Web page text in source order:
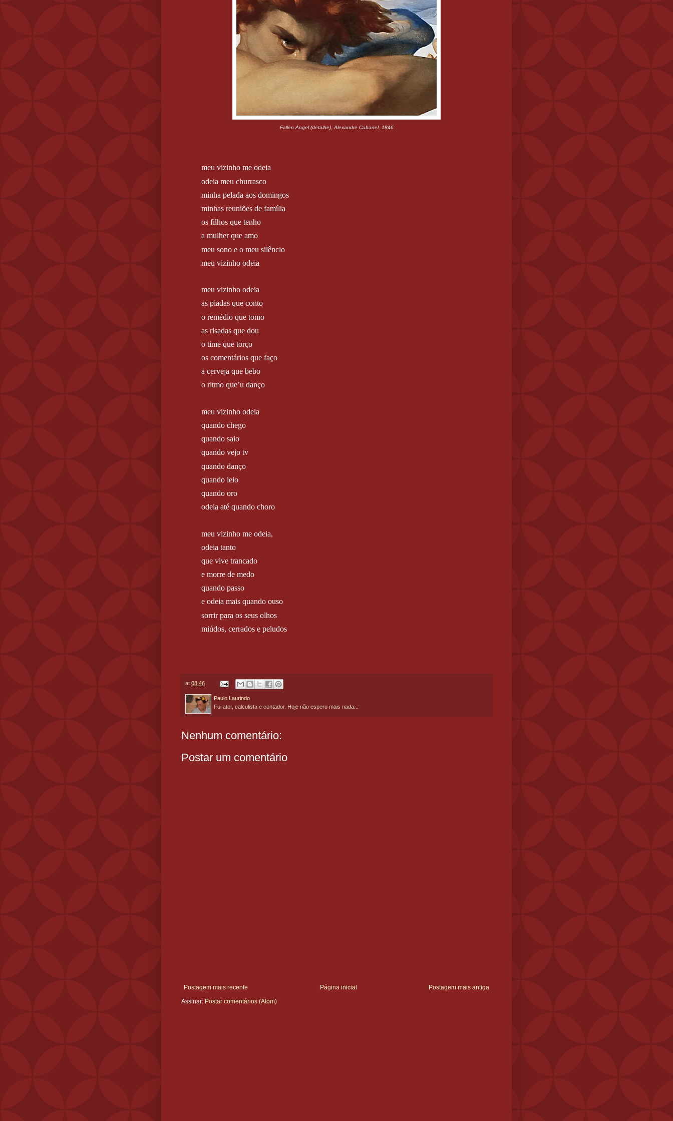
Fallen Angel (detalhe), Alexandre Cabanel, 1846
meu vizinho me odeia
odeia meu churrasco
minha pelada aos domingos
minhas reuniões de família
os filhos que tenho
a mulher que amo
meu sono e o meu silêncio
meu vizinho odeia
meu vizinho odeia
as piadas que conto
o remédio que tomo
as risadas que dou
o time que torço
os comentários que faço
a cerveja que bebo
o ritmo que’u danço
meu vizinho odeia
quando chego
quando saio
quando vejo tv
quando danço
quando leio
quando oro
odeia até quando choro
meu vizinho me odeia,
odeia tanto
que vive trancado
e morre de medo
quando passo
e odeia mais quando ouso
sorrir para os seus olhos
miúdos, cerrados e peludos
at 08:46
Paulo Laurindo
Fui ator, calculista e contador. Hoje não espero mais nada...
Nenhum comentário:
Postar um comentário
Postagem mais recente Postagem mais antiga
Página inicial
Assinar: Postar comentários (Atom)